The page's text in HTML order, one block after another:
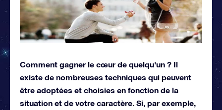
Comment gagner le cœur de quelqu'un ? Il
existe de nombreuses techniques qui peuvent
être adoptées et choisies en fonction de la
situation et de votre caractère. Si, par exemple,